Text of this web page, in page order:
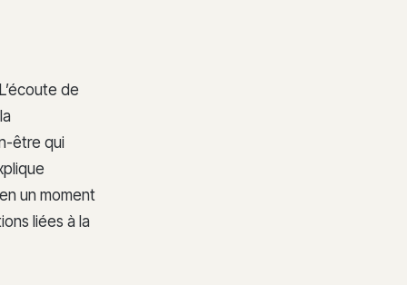
de
être qui
un moment
liées à la